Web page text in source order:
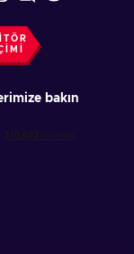
bakın